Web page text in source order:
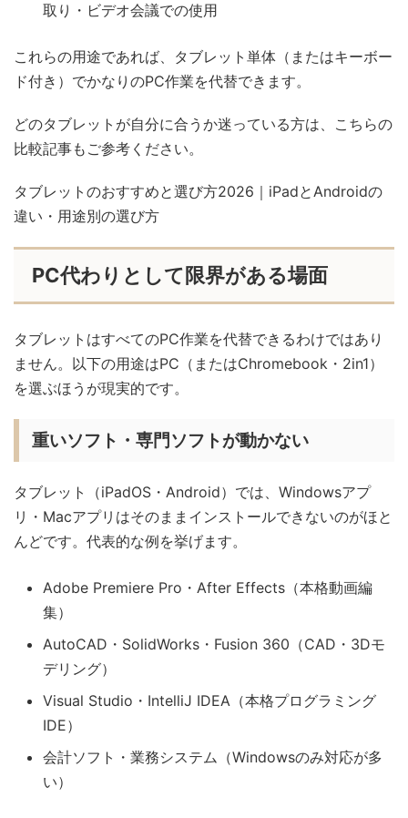
取り・ビデオ会議での使用
これらの用途であれば、タブレット単体（またはキーボー
ド付き）でかなりのPC作業を代替できます。
どのタブレットが自分に合うか迷っている方は、こちらの
比較記事もご参考ください。
タブレットのおすすめと選び方2026｜iPadとAndroidの
違い・用途別の選び方
PC代わりとして限界がある場面
タブレットはすべてのPC作業を代替できるわけではあり
ません。以下の用途はPC（またはChromebook・2in1）
を選ぶほうが現実的です。
重いソフト・専門ソフトが動かない
タブレット（iPadOS・Android）では、Windowsアプ
リ・Macアプリはそのままインストールできないのがほと
んどです。代表的な例を挙げます。
Adobe Premiere Pro・After Effects（本格動画編
集）
AutoCAD・SolidWorks・Fusion 360（CAD・3Dモ
デリング）
Visual Studio・IntelliJ IDEA（本格プログラミング
IDE）
会計ソフト・業務システム（Windowsのみ対応が多
い）